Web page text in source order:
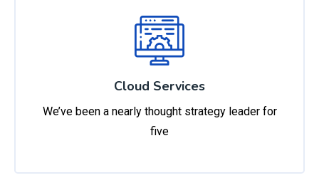
Cloud Services
We’ve been a nearly thought strategy leader for
five